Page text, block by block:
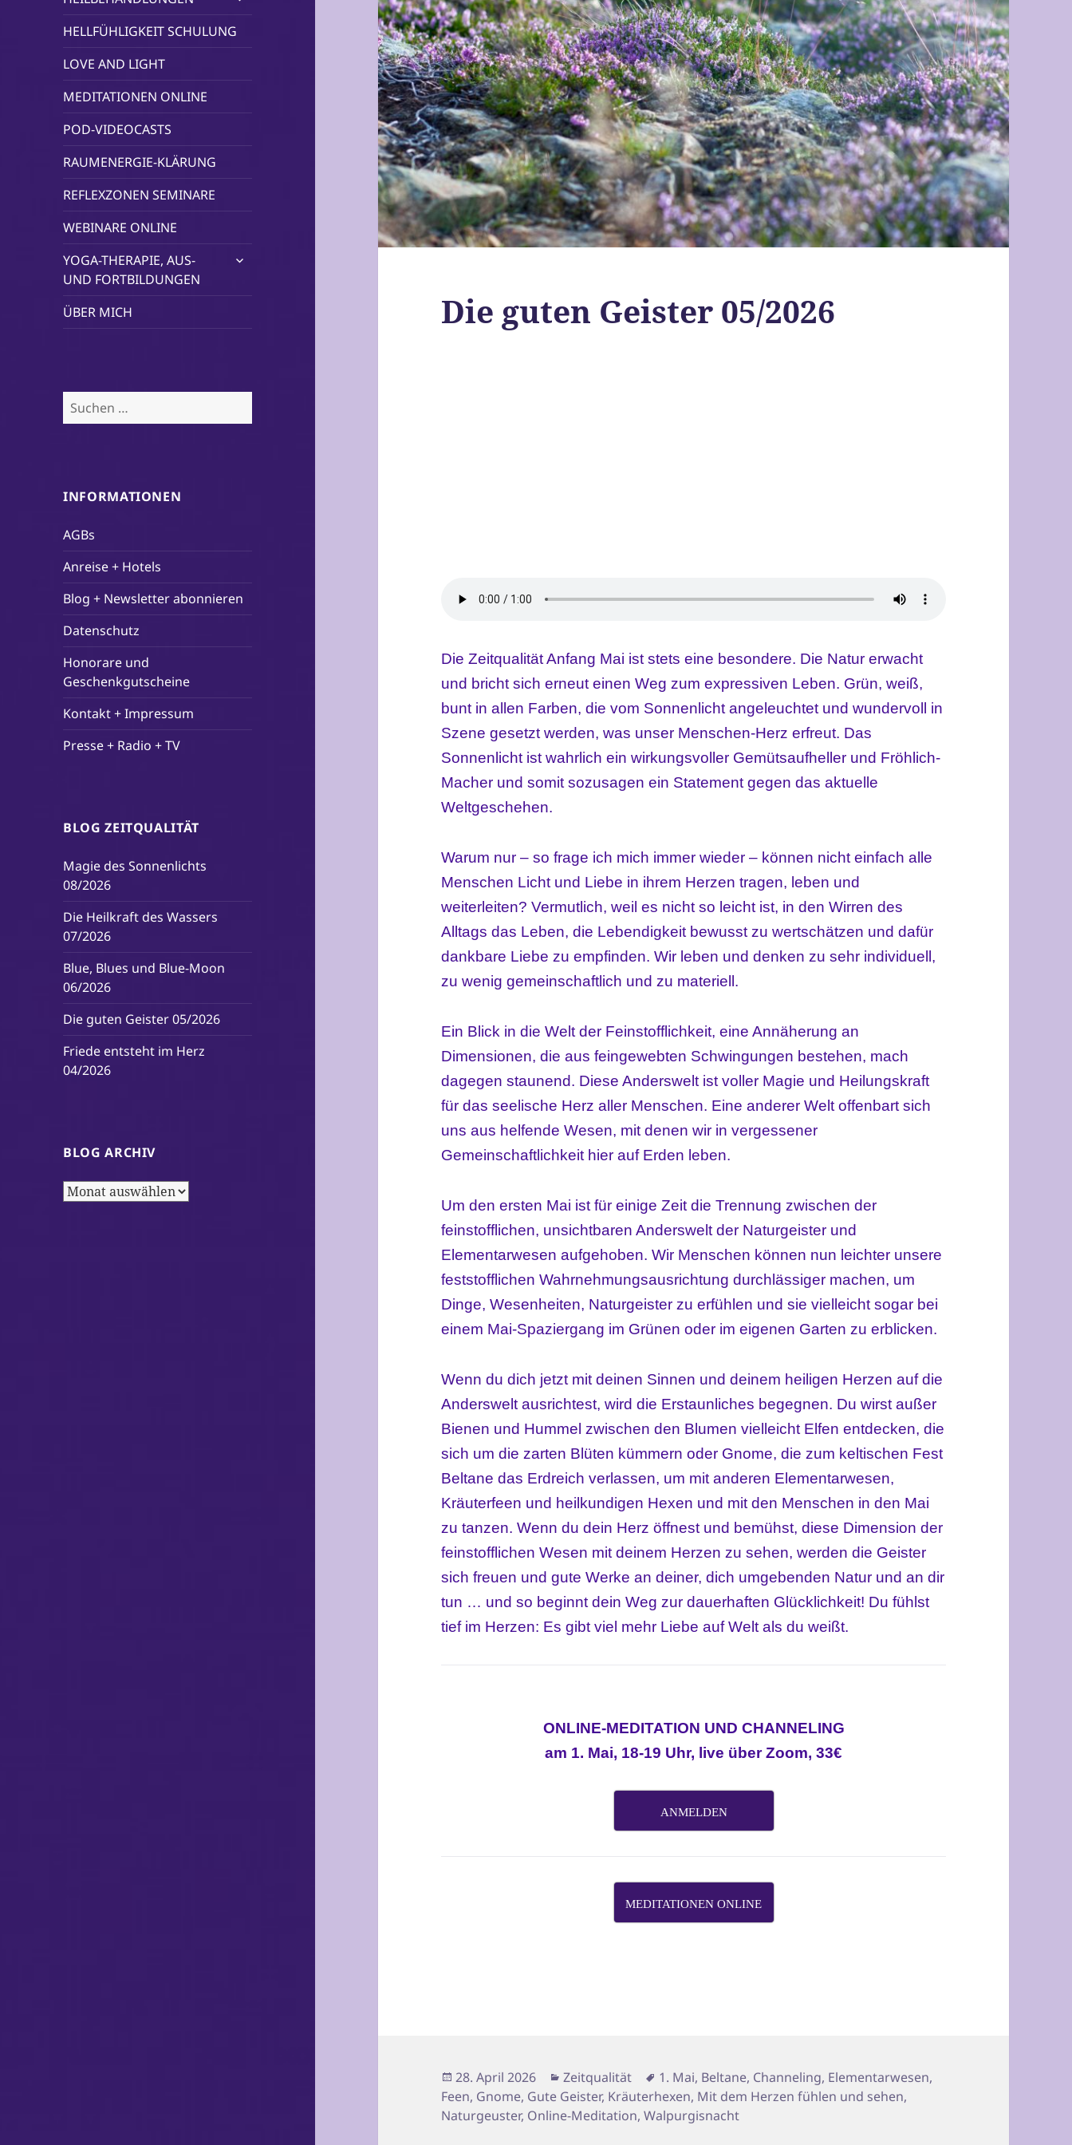
öffnen
HELLFÜHLIGKEIT SCHULUNG
LOVE AND LIGHT
MEDITATIONEN ONLINE
POD-VIDEOCASTS
RAUMENERGIE-KLÄRUNG
REFLEXZONEN SEMINARE
WEBINARE ONLINE
YOGA-THERAPIE, AUS-
UND FORTBILDUNGEN
untermenü
ÜBER MICH
Suchen
nach:
INFORMATIONEN
AGBs
Anreise + Hotels
Blog + Newsletter abonnieren
Datenschutz
Honorare und
Geschenkgutscheine
Kontakt + Impressum
Presse + Radio + TV
BLOG ZEITQUALITÄT
Magie des Sonnenlichts
08/2026
Die Heilkraft des Wassers
07/2026
Blue, Blues und Blue-Moon
06/2026
Die guten Geister 05/2026
Friede entsteht im Herz
04/2026
BLOG ARCHIV
Blog
Die guten Geister 05/2026
Die Zeitqualität Anfang Mai ist stets eine besondere. Die Natur erwacht
und bricht sich erneut einen Weg zum expressiven Leben. Grün, weiß,
bunt in allen Farben, die vom Sonnenlicht angeleuchtet und wundervoll in
Szene gesetzt werden, was unser Menschen-Herz erfreut. Das
Sonnenlicht ist wahrlich ein wirkungsvoller Gemütsaufheller und Fröhlich-
Macher und somit sozusagen ein Statement gegen das aktuelle
Weltgeschehen.
Warum nur – so frage ich mich immer wieder – können nicht einfach alle
Menschen Licht und Liebe in ihrem Herzen tragen, leben und
weiterleiten? Vermutlich, weil es nicht so leicht ist, in den Wirren des
Alltags das Leben, die Lebendigkeit bewusst zu wertschätzen und dafür
dankbare Liebe zu empfinden. Wir leben und denken zu sehr individuell,
zu wenig gemeinschaftlich und zu materiell.
Ein Blick in die Welt der Feinstofflichkeit, eine Annäherung an
Dimensionen, die aus feingewebten Schwingungen bestehen, mach
dagegen staunend. Diese Anderswelt ist voller Magie und Heilungskraft
für das seelische Herz aller Menschen. Eine anderer Welt offenbart sich
uns aus helfende Wesen, mit denen wir in vergessener
Gemeinschaftlichkeit hier auf Erden leben.
Um den ersten Mai ist für einige Zeit die Trennung zwischen der
feinstofflichen, unsichtbaren Anderswelt der Naturgeister und
Elementarwesen aufgehoben. Wir Menschen können nun leichter unsere
feststofflichen Wahrnehmungsausrichtung durchlässiger machen, um
Dinge, Wesenheiten, Naturgeister zu erfühlen und sie vielleicht sogar bei
einem Mai-Spaziergang im Grünen oder im eigenen Garten zu erblicken.
Wenn du dich jetzt mit deinen Sinnen und deinem heiligen Herzen auf die
Anderswelt ausrichtest, wird die Erstaunliches begegnen. Du wirst außer
Bienen und Hummel zwischen den Blumen vielleicht Elfen entdecken, die
sich um die zarten Blüten kümmern oder Gnome, die zum keltischen Fest
Beltane das Erdreich verlassen, um mit anderen Elementarwesen,
Kräuterfeen und heilkundigen Hexen und mit den Menschen in den Mai
zu tanzen. Wenn du dein Herz öffnest und bemühst, diese Dimension der
feinstofflichen Wesen mit deinem Herzen zu sehen, werden die Geister
sich freuen und gute Werke an deiner, dich umgebenden Natur und an dir
tun … und so beginnt dein Weg zur dauerhaften Glücklichkeit! Du fühlst
tief im Herzen: Es gibt viel mehr Liebe auf Welt als du weißt.
ONLINE-MEDITATION UND CHANNELING
am 1. Mai, 18-19 Uhr, live über Zoom, 33€
ANMELDEN
MEDITATIONEN ONLINE
Veröffentlicht
am
28. April 2026 Kategorien
Zeitqualität Schlagwörter
1. Mai, Beltane, Channeling, Elementarwesen,
Feen, Gnome, Gute Geister, Kräuterhexen, Mit dem Herzen fühlen und sehen,
Naturgeuster, Online-Meditation,Walpurgisnacht